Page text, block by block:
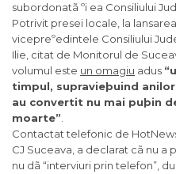
subordonatã ºi ea Consiliului
Potrivit presei locale, la
vicepreºedintele Consiliului
Ilie, citat de Monitorul de
volumul este un omagiu adus
timpul, supravieþuind
au convertit nu mai puþin
moarte”
Contactat telefonic de
CJ Suceava, a declarat cã nu a
nu dã “interviuri prin telefon”,